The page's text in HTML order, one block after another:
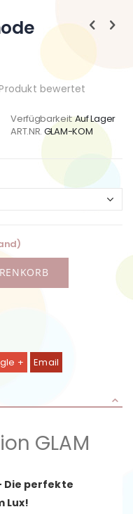
bewertet
Verfügbarkeit:Auf Lager
ART.NR. GLAM-KOM
+ Email
GLAM
Die perfekte
Lux!